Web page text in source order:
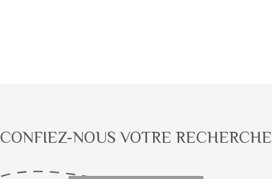
CONFIEZ-NOUS VOTRE RECHERCHE